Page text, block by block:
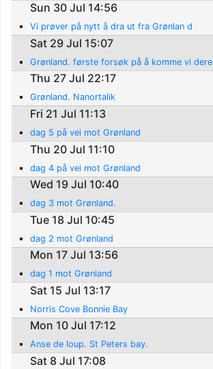
Sun 30 Jul 14:56
Vi prøver på nytt å dra ut fra Grønlan d
Sat 29 Jul 15:07
Grønland. første forsøk på å komme vi dere
Thu 27 Jul 22:17
Grønland. Nanortalik
Fri 21 Jul 11:13
dag 5 på vei mot Grønland
Thu 20 Jul 11:10
dag 4 på vei mot Grønland
Wed 19 Jul 10:40
dag 3 mot Grønland.
Tue 18 Jul 10:45
dag 2 mot Grønland
Mon 17 Jul 13:56
dag 1 mot Grønland
Sat 15 Jul 13:17
Norris Cove Bonnie Bay
Mon 10 Jul 17:12
Anse de loup. St Peters bay.
Sat 8 Jul 17:08